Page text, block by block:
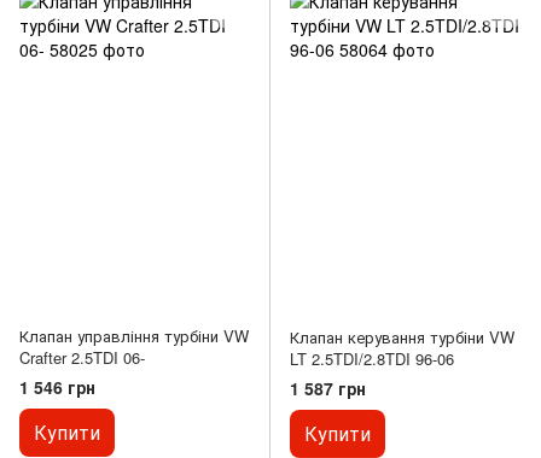
Клапан управління турбіни VW
Crafter 2.5TDI 06-
1 546 грн
Купити
Клапан керування турбіни VW
LT 2.5TDI/2.8TDI 96-06
1 587 грн
Купити